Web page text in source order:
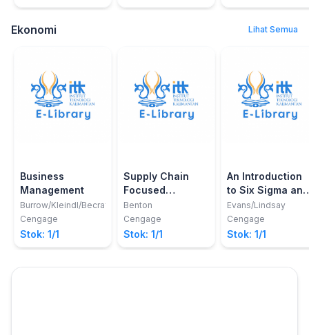
Ekonomi Lihat Semua
Business
Management
Burrow/Kleindl/Becraft
Cengage
Stok: 1/1
Supply Chain
Focused
Manufacturing
Planning and
Control
Benton
Cengage
Stok: 1/1
An Introduction
to Six Sigma and
Process
Improvement
Evans/Lindsay
Cengage
Stok: 1/1